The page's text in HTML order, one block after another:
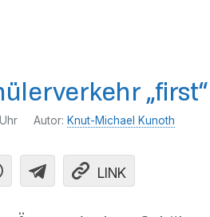
Autor: Knut-Michael Kunoth
LINK